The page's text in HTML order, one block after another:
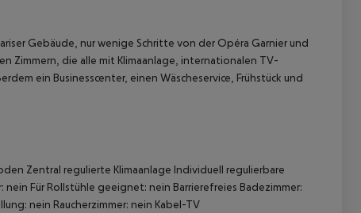
Gebäude, nur wenige Schritte von der Opéra Garnier und
Zimmern, die alle mit Klimaanlage, internationalen TV-
ein Businesscenter, einen Wäscheservice, Frühstück und
Zentral regulierte Klimaanlage Individuell regulierbare
Für Rollstühle geeignet: nein Barrierefreies Badezimmer:
nein Raucherzimmer: nein Kabel-TV